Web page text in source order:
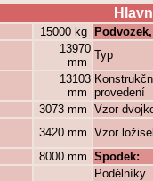
15000 kg
13970
mm
Typ
13103
mm provedení
3073 mm Vzor
3420 mm Vzor
8000 mm Spodek:
Podélníky